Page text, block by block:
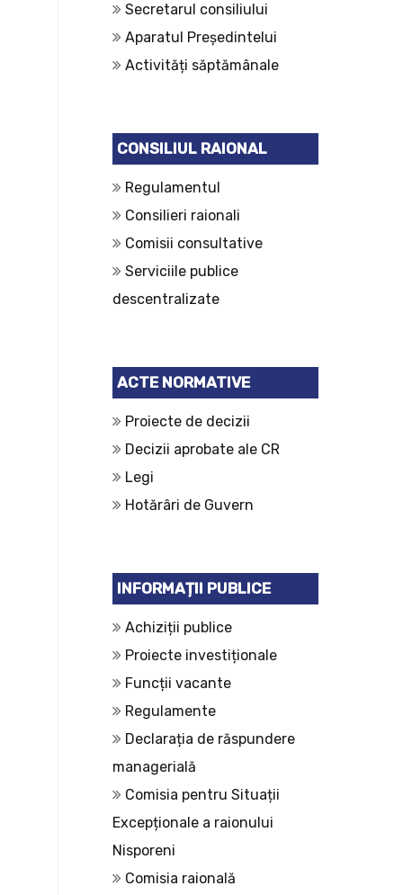
Secretarul consiliului
Aparatul Președintelui
Activități săptămânale
CONSILIUL RAIONAL
Regulamentul
Consilieri raionali
Comisii consultative
Serviciile publice
descentralizate
ACTE NORMATIVE
Proiecte de decizii
Decizii aprobate ale CR
Legi
Hotărâri de Guvern
INFORMAȚII PUBLICE
Achiziții publice
Proiecte investiționale
Funcții vacante
Regulamente
Declarația de răspundere
managerială
Comisia pentru Situații
Excepționale a raionului
Nisporeni
Comisia raională